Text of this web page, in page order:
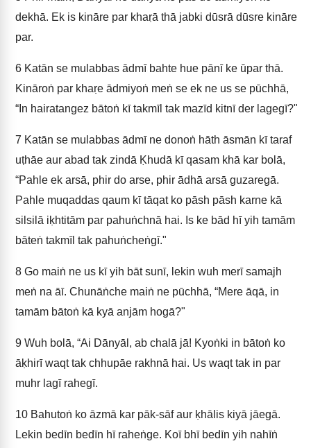
dekhā. Ek is kināre par khaṛā thā jabki dūsrā dūsre kināre
par.
6 Katān se mulabbas ādmī bahte hue pānī ke ūpar thā.
Kināroṅ par khaṛe ādmiyoṅ meṅ se ek ne us se pūchhā,
“In hairatangez bātoṅ kī takmīl tak mazīd kitnī der lagegī?"
7 Katān se mulabbas ādmī ne donoṅ hāth āsmān kī taraf
uṭhāe aur abad tak zindā Ḳhudā kī qasam khā kar bolā,
“Pahle ek arsā, phir do arse, phir ādhā arsā guzaregā.
Pahle muqaddas qaum kī tāqat ko pāsh pāsh karne kā
silsilā iḳhtitām par pahuṅchnā hai. Is ke bād hī yih tamām
bāteṅ takmīl tak pahuṅcheṅgī."
8 Go maiṅ ne us kī yih bāt sunī, lekin wuh merī samajh
meṅ na āī. Chunāṅche maiṅ ne pūchhā, “Mere āqā, in
tamām bātoṅ kā kyā anjām hogā?"
9 Wuh bolā, “Ai Dānyāl, ab chalā jā! Kyoṅki in bātoṅ ko
āḳhirī waqt tak chhupāe rakhnā hai. Us waqt tak in par
muhr lagī rahegī.
10 Bahutoṅ ko āzmā kar pāk-sāf aur ḳhālis kiyā jāegā.
Lekin bedīn bedīn hī raheṅge. Koī bhī bedīn yih nahīṅ